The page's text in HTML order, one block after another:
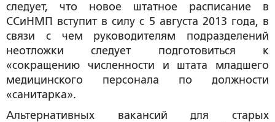
следует, что новое штатное расписание в
ССиНМП вступит в силу с 5 августа 2013 года, в
связи с чем руководителям подразделений
неотложки следует подготовиться к
«сокращению численности и штата младшего
медицинского персонала по должности
«санитарка».
Альтернативных вакансий для старых